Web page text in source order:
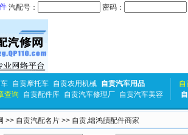
汽配号： 密码：
自贡摩托车 自贡农用机械 自贡汽车用品
查询 自贡配件库 自贡汽车修理厂 自贡汽车美容
自
>> 自贡汽配名片 >> 自贡,绌鸿皟配件商家